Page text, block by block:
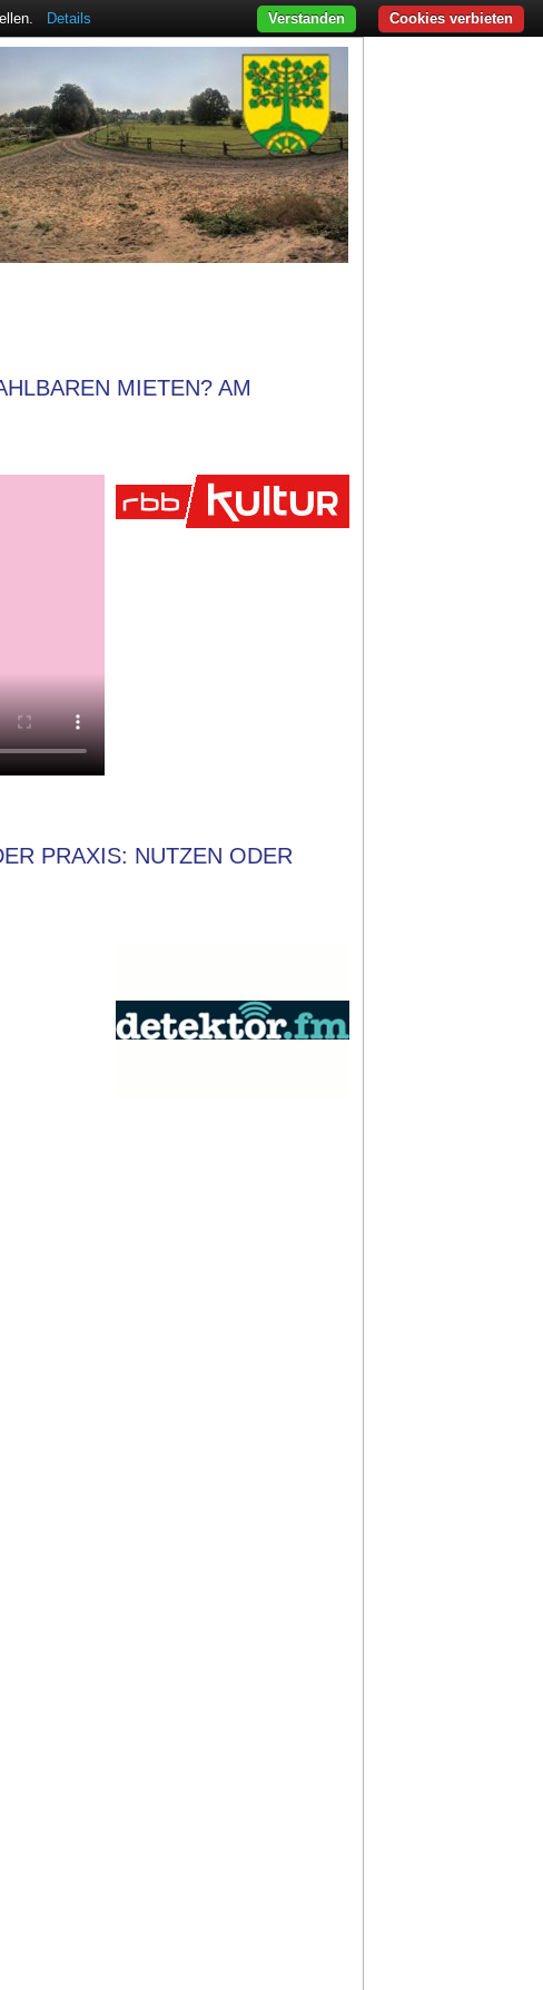
MIETEN? AM
PRAXIS: NUTZEN ODER
Details Cookies verbieten
Verstanden